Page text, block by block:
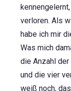
verloren. Als
habe ich mir
Was mich
die Anzahl
und die vier
weiß noch,